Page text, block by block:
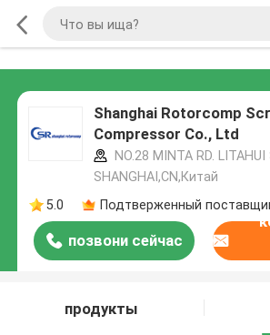
Shanghai Rotorcomp
Compressor Co., Ltd
NO.28 MINTA RD.
SHANGHAI,CN,Китай
5.0
Подтверженный
позвони сейчас
продукты